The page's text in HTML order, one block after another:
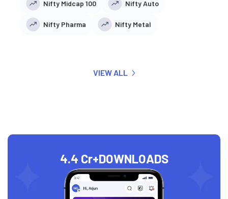
Nifty Midcap 100 Nifty Auto
Nifty Pharma Nifty Metal
VIEW ALL
4.4 Cr+DOWNLOADS